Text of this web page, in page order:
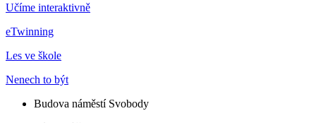
Učíme interaktivně
eTwinning
Les ve škole
Nenech to být
Budova náměstí Svobody